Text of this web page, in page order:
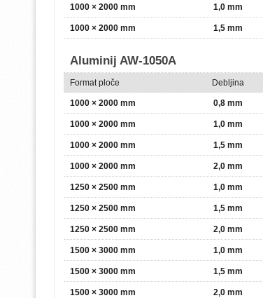
1000 × 2000 mm 1,0 mm
1000 × 2000 mm 1,5 mm
Aluminij AW-1050A
Format ploče Debljina
1000 × 2000 mm 0,8 mm
1000 × 2000 mm 1,0 mm
1000 × 2000 mm 1,5 mm
1000 × 2000 mm 2,0 mm
1250 × 2500 mm 1,0 mm
1250 × 2500 mm 1,5 mm
1250 × 2500 mm 2,0 mm
1500 × 3000 mm 1,0 mm
1500 × 3000 mm 1,5 mm
1500 × 3000 mm 2,0 mm